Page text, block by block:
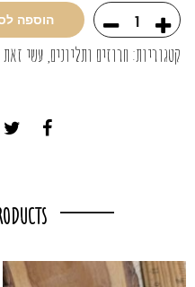
הוספה
קטגוריות: חרוזים ותליונים עשי